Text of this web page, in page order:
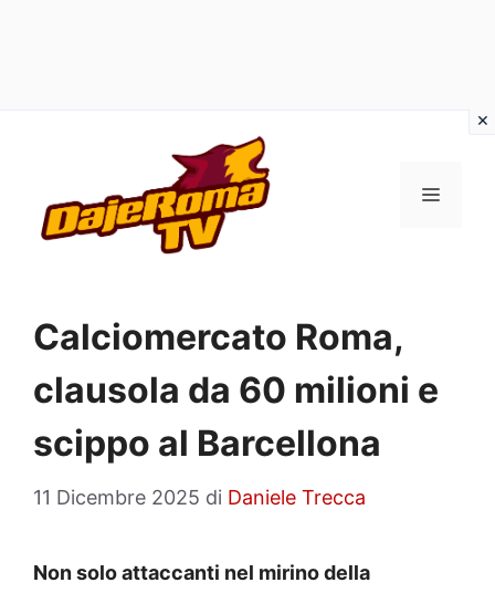
contenuto
MENU
Calciomercato Roma,
clausola da 60 milioni e
scippo al Barcellona
11 Dicembre 2025 di Daniele Trecca
Non solo attaccanti nel mirino della